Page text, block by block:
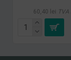
60,40 lei